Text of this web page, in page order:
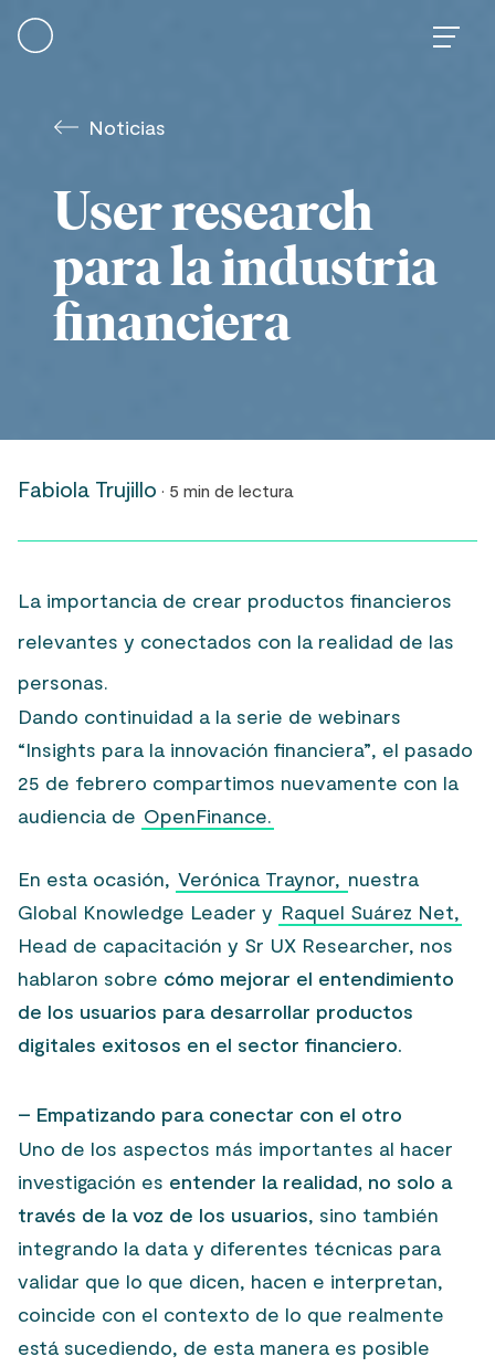
Noticias
User research
para la industria
financiera
Fabiola Trujillo · 5 min de lectura
La importancia de crear productos financieros
relevantes y conectados con la realidad de las
personas.
Dando continuidad a la serie de webinars
“Insights para la innovación financiera”, el pasado
25 de febrero compartimos nuevamente con la
audiencia de OpenFinance.
En esta ocasión, Verónica Traynor, nuestra
Global Knowledge Leader y Raquel Suárez Net,
Head de capacitación y Sr UX Researcher, nos
hablaron sobre cómo mejorar el entendimiento
de los usuarios para desarrollar productos
digitales exitosos en el sector financiero.
– Empatizando para conectar con el otro
Uno de los aspectos más importantes al hacer
investigación es entender la realidad, no solo a
través de la voz de los usuarios, sino también
integrando la data y diferentes técnicas para
validar que lo que dicen, hacen e interpretan,
coincide con el contexto de lo que realmente
está sucediendo, de esta manera es posible